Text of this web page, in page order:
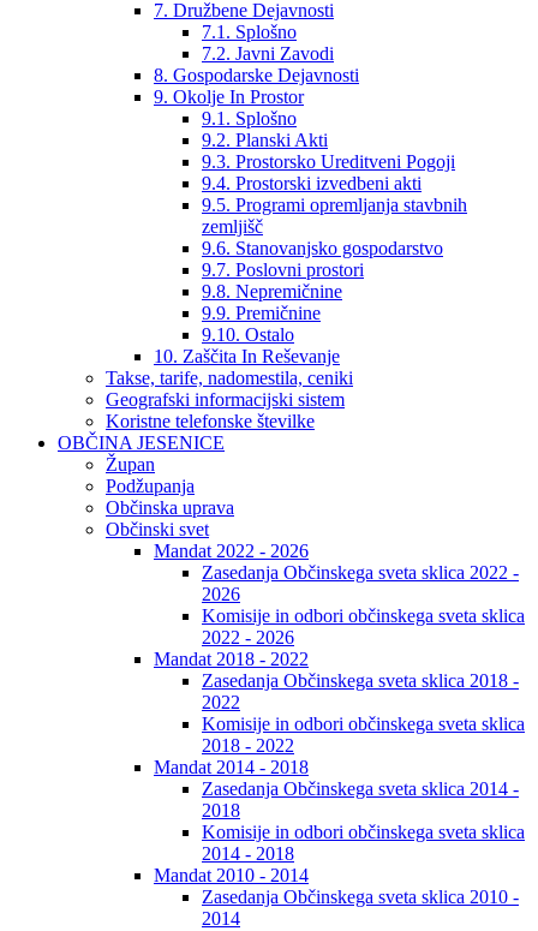
7. Družbene Dejavnosti
7.1. Splošno
7.2. Javni Zavodi
8. Gospodarske Dejavnosti
9. Okolje In Prostor
9.1. Splošno
9.2. Planski Akti
9.3. Prostorsko Ureditveni Pogoji
9.4. Prostorski izvedbeni akti
9.5. Programi opremljanja stavbnih
zemljišč
9.6. Stanovanjsko gospodarstvo
9.7. Poslovni prostori
9.8. Nepremičnine
9.9. Premičnine
9.10. Ostalo
10. Zaščita In Reševanje
Takse, tarife, nadomestila, ceniki
Geografski informacijski sistem
Koristne telefonske številke
OBČINA JESENICE
Župan
Podžupanja
Občinska uprava
Občinski svet
Mandat 2022 - 2026
Zasedanja Občinskega sveta sklica 2022 -
2026
Komisije in odbori občinskega sveta sklica
2022 - 2026
Mandat 2018 - 2022
Zasedanja Občinskega sveta sklica 2018 -
2022
Komisije in odbori občinskega sveta sklica
2018 - 2022
Mandat 2014 - 2018
Zasedanja Občinskega sveta sklica 2014 -
2018
Komisije in odbori občinskega sveta sklica
2014 - 2018
Mandat 2010 - 2014
Zasedanja Občinskega sveta sklica 2010 -
2014